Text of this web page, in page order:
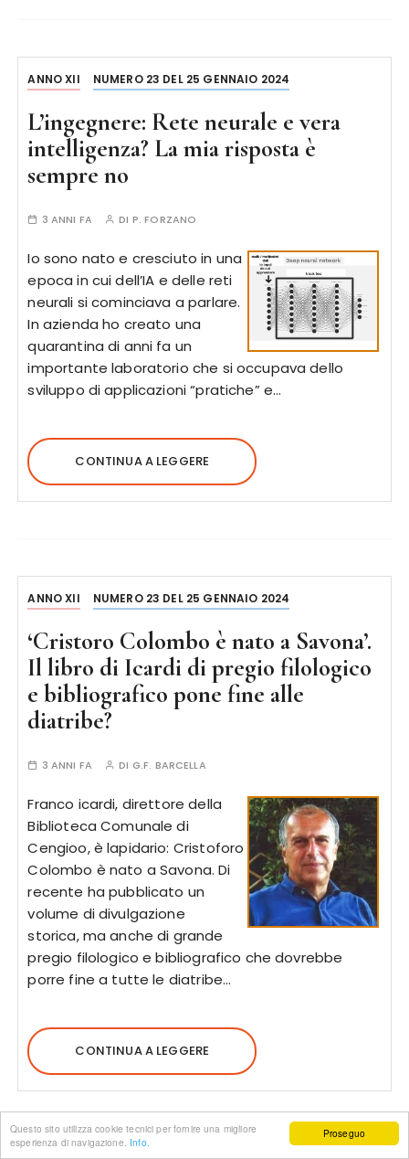
Proseguo
Questo sito utilizza cookie tecnici per fornire una migliore
esperienza di navigazione. Info.
ANNO XII NUMERO 23 DEL 25 GENNAIO 2024
L’ingegnere: Rete neurale e vera
intelligenza? La mia risposta è
sempre no
3 ANNI FA DI P. FORZANO
Io sono nato e cresciuto in una
epoca in cui dell’IA e delle reti
neurali si cominciava a parlare.
In azienda ho creato una
quarantina di anni fa un
importante laboratorio che si occupava dello
sviluppo di applicazioni “pratiche” e…
CONTINUA A LEGGERE
ANNO XII NUMERO 23 DEL 25 GENNAIO 2024
‘Cristoro Colombo è nato a Savona’.
Il libro di Icardi di pregio filologico
e bibliografico pone fine alle
diatribe?
3 ANNI FA DI G.F. BARCELLA
Franco icardi, direttore della
Biblioteca Comunale di
Cengioo, è lapidario: Cristoforo
Colombo è nato a Savona. Di
recente ha pubblicato un
volume di divulgazione
storica, ma anche di grande
pregio filologico e bibliografico che dovrebbe
porre fine a tutte le diatribe…
CONTINUA A LEGGERE